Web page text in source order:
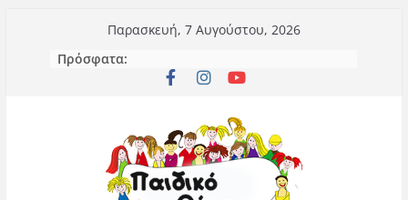
περιεχόμενο
Παρασκευή, 7 Αυγούστου, 2026
Πρόσφατα: